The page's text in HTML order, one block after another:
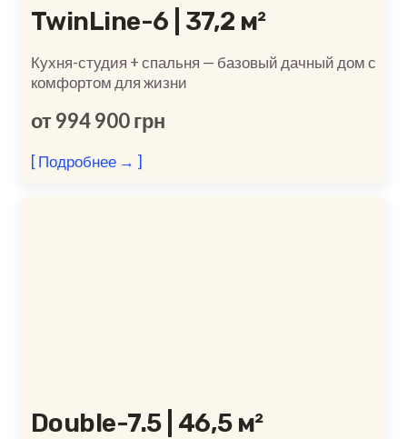
TwinLine-6 | 37,2 м²
Кухня-студия + спальня — базовый дачный дом с
комфортом для жизни
от 994 900 грн
[ Подробнее → ]
Double-7.5 | 46,5 м²